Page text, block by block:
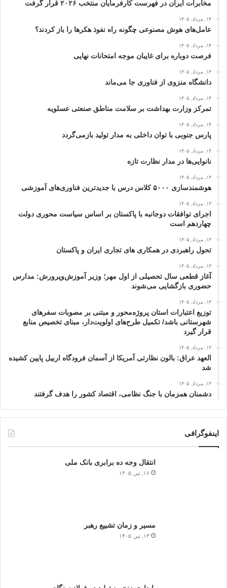
مخابرات ایران در فهرست کارفرمایان منتخب ۲۰۲۶ قرار گرفت
۱۴, مرداد, ۱۴۰۵
عامل‌های هوش مصنوعی چگونه راه نفوذ هکرها را باز کردند؟
۱۴, مرداد, ۱۴۰۵
فرصت دوباره برای غایبان موجه امتحانات نهایی
۱۴, مرداد, ۱۴۰۵
دانشگاه منزوی از فناوری جا می‌ماند
۱۴, مرداد, ۱۴۰۵
تمرکز وزارت بهداشت بر سلامت مناطق صنعتی عسلویه
۱۴, مرداد, ۱۴۰۵
پارس جنوبی با توان داخلی به مدار تولید بازمی‌گردد
۱۴, مرداد, ۱۴۰۵
نانوایی‌ها در مدار نظارت تازه
۱۳, مرداد, ۱۴۰۵
هوشمندسازی ۵۰۰۰ کلاس درس با جدیدترین فناوری‌های آموزشی
۱۳, مرداد, ۱۴۰۵
اجرای توافقات دوجانبه با پاکستان بر اساس سیاست محوری دولت
چهاردهم است
۱۳, مرداد, ۱۴۰۵
تحول راهبردی در همکاری های تجاری ایران و پاکستان
۱۳, مرداد, ۱۴۰۵
آغاز قطعی سال تحصیلی از اول مهر؛ وزیر آموزش‌وپرورش: مدارس
حضوری بازگشایی می‌شوند
۱۳, مرداد, ۱۴۰۵
توزیع اعتبارات استان پروژه‌محور و مبتنی بر مصوبات سفرهای
شهرستانی باشد/ تکمیل طرح‌های اولویت‌دار، مبنای تخصیص منابع
قرار گیرد
۱۳, مرداد, ۱۴۰۵
العهد عراق: بالون نظارتی آمریکا از آسمان فرودگاه اربیل پایین کشیده
شد
۱۳, مرداد, ۱۴۰۵
دشمنان همزمان با جنگ نظامی، اقتصاد کشور را هدف گرفتند
اینفوگرافی
انتقال وجه ده برابری بانک ملی
۱۶, تیر, ۱۴۰۵
مسیر و زمان تشییع رهبر
۱۳, تیر, ۱۴۰۵